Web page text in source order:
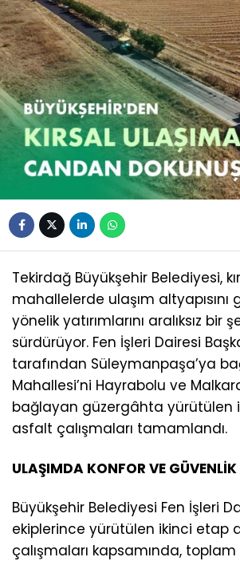
Tekirdağ Büyükşehir Belediyesi,
mahallelerde ulaşım
yönelik yatırımlarını aralıksız bir
sürdürüyor. Fen İşleri Dairesi
tarafından Süleymanpaşa’ya
Mahallesi’ni Hayrabolu ve
bağlayan güzergâhta yürütülen
asfalt çalışmaları tamamlandı.
ULAŞIMDA KONFOR VE
Büyükşehir Belediyesi Fen İşleri
ekiplerince yürütülen ikinci etap
çalışmaları kapsamında,